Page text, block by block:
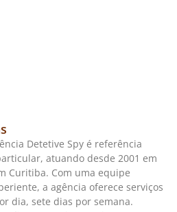
Detetive Spy é referência
atuando desde 2001 em
Curitiba. Com uma equipe
a agência oferece serviços
dia, sete dias por semana.